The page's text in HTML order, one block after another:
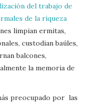
del trabajo de
de la riqueza
limpian ermitas,
custodian baúles,
balcones,
la memoria de
preocupado por las